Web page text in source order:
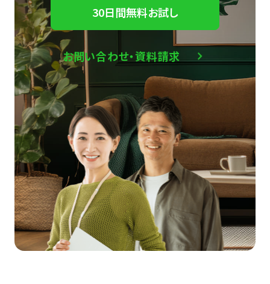
30日間無料お試し
お問い合わせ・資料請求